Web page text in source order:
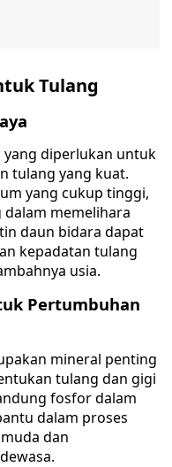
Tulang
yang diperlukan untuk
tulang yang kuat.
yang cukup tinggi,
memelihara
daun bidara dapat
kepadatan tulang
usia.
Pertumbuhan
mineral penting
tulang dan gigi
fosfor dalam
dalam proses
dan